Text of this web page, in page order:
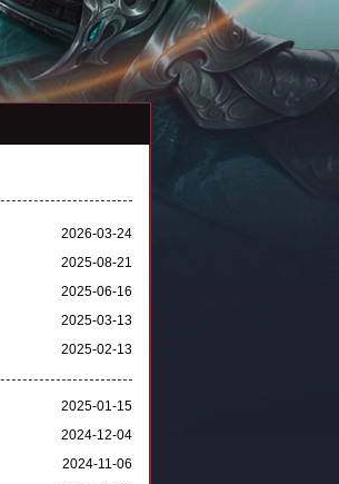
2026-03-24
2025-08-21
2025-06-16
2025-03-13
2025-02-13
2025-01-15
2024-12-04
2024-11-06